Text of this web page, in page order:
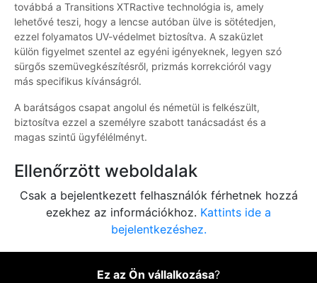
továbbá a Transitions XTRactive technológia is, amely
lehetővé teszi, hogy a lencse autóban ülve is sötétedjen,
ezzel folyamatos UV-védelmet biztosítva. A szaküzlet
külön figyelmet szentel az egyéni igényeknek, legyen szó
sürgős szemüvegkészítésről, prizmás korrekcióról vagy
más specifikus kívánságról.
A barátságos csapat angolul és németül is felkészült,
biztosítva ezzel a személyre szabott tanácsadást és a
magas szintű ügyfélélményt.
Ellenőrzött weboldalak
Csak a bejelentkezett felhasználók férhetnek hozzá
ezekhez az információkhoz. Kattints ide a
bejelentkezéshez.
Ez az Ön vállalkozása?